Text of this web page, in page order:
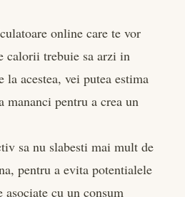
online care te vor
calorii trebuie sa arzi in
acestea, vei putea estima
mananci pentru a crea un
sa nu slabesti mai mult de
pentru a evita potentialele
asociate cu un consum